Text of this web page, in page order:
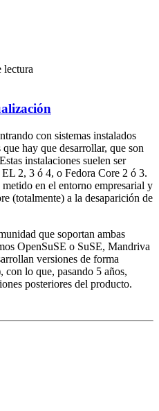
lectura
con sistemas instalados
hay que desarrollar, que son
instalaciones suelen ser
2, 3 ó 4, o Fedora Core 2 ó 3.
en el entorno empresarial y
(totalmente) a la desaparición de
que soportan ambas
OpenSuSE o SuSE, Mandriva
versiones de forma
con lo que, pasando 5 años,
posteriores del producto.